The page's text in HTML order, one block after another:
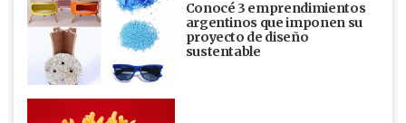
Conocé 3 emprendimientos
argentinos que imponen su
proyecto de diseño
sustentable